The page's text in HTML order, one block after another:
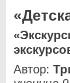
Автор: